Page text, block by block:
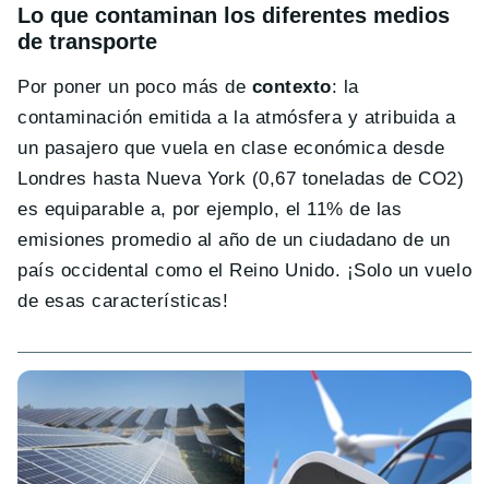
Lo que contaminan los diferentes medios
de transporte
Por poner un poco más de contexto: la
contaminación emitida a la atmósfera y atribuida a
un pasajero que vuela en clase económica desde
Londres hasta Nueva York (0,67 toneladas de CO2)
es equiparable a, por ejemplo, el 11% de las
emisiones promedio al año de un ciudadano de un
país occidental como el Reino Unido. ¡Solo un vuelo
de esas características!